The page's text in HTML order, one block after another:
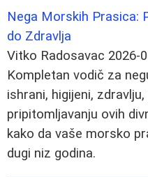
Nega Morskih Prasica:
do Zdravlja
Vitko Radosavac 2026-
Kompletan vodič za
ishrani, higijeni,
pripitomljavanju ovih
kako da vaše morsko
dugi niz godina.